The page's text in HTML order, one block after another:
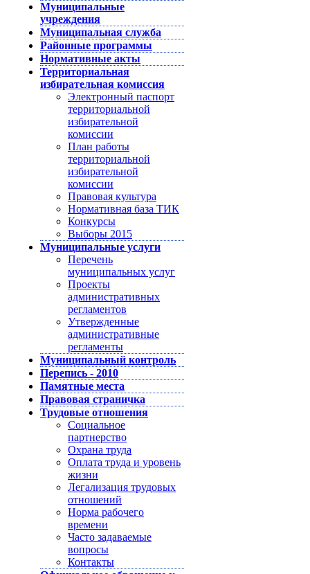
Муниципальные
учреждения
Муниципальная служба
Районные программы
Нормативные акты
Территориальная
избирательная комиссия
Электронный паспорт
территориальной
избирательной
комиссии
План работы
территориальной
избирательной
комиссии
Правовая культура
Нормативная база ТИК
Конкурсы
Выборы 2015
Муниципальные услуги
Перечень
муниципальных услуг
Проекты
административных
регламентов
Утвержденные
административные
регламенты
Муниципальный контроль
Перепись - 2010
Памятные места
Правовая страничка
Трудовые отношения
Социальное
партнерство
Охрана труда
Оплата труда и уровень
жизни
Легализация трудовых
отношений
Норма рабочего
времени
Часто задаваемые
вопросы
Контакты